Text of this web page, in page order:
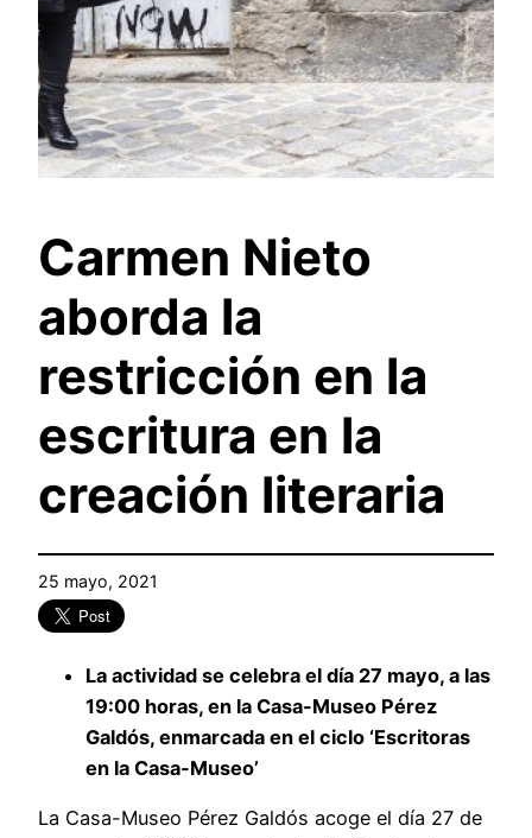
Carmen Nieto
aborda la
restricción en la
escritura en la
creación literaria
25 mayo, 2021
La actividad se celebra el día 27 mayo, a las
19:00 horas, en la Casa-Museo Pérez
Galdós, enmarcada en el ciclo ‘Escritoras
en la Casa-Museo’
La Casa-Museo Pérez Galdós acoge el día 27 de